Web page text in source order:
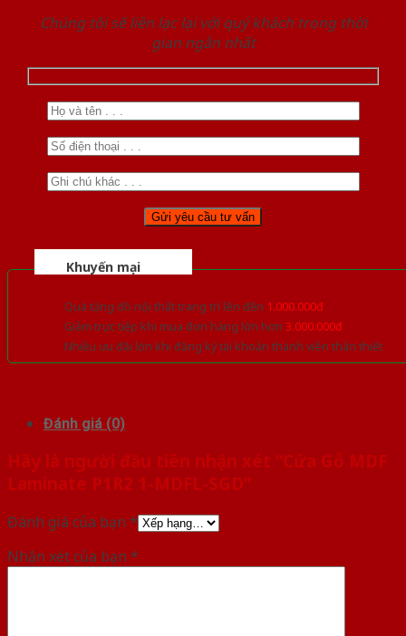
Chúng tôi sẽ liên lạc lại với quý khách trong thời
gian ngắn nhất
Khuyến mại
Quà tặng đồ nội thất trang trí lên đến 1.000.000đ
Giảm trực tiếp khi mua đơn hàng lớn hơn 3.000.000đ
Nhiều ưu đãi lớn khi đăng ký tài khoản thành viên thân thiết
Đánh giá (0)
Hãy là người đầu tiên nhận xét “Cửa Gỗ MDF
Laminate P1R2 1-MDFL-SGD”
Đánh giá của bạn *
Nhận xét của bạn *